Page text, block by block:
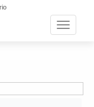
Toggle